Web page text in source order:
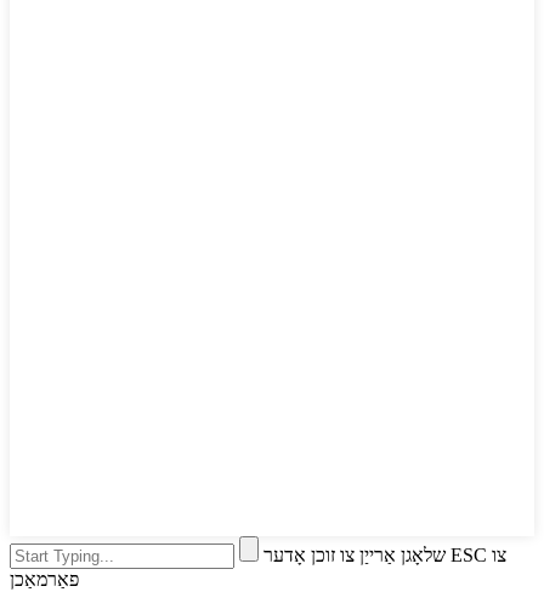
שלאָגן אַרייַן צו זוכן אָדער ESC צו
פאַרמאַכן